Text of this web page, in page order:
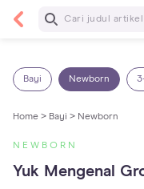
Baca
Bayi Newborn
Home > Bayi > Newborn
NEWBORN
Yuk Mengenal